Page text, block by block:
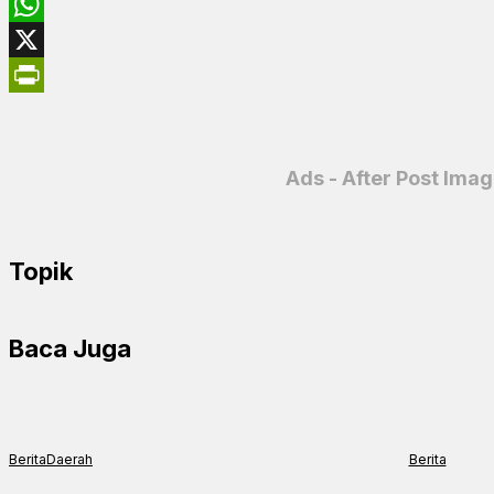
WhatsApp
X
Ads - After Post
Topik
Baca Juga
BeritaDaerah Berita